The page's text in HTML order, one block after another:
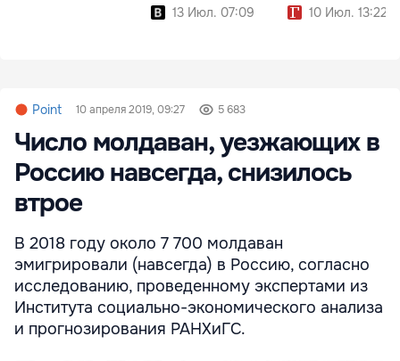
13 Июл. 07:09
10 Июл. 13:22
Point 10 апреля 2019, 09:27 5 683
Число молдаван, уезжающих в
Россию навсегда, снизилось
втрое
В 2018 году около 7 700 молдаван
эмигрировали (навсегда) в Россию, согласно
исследованию, проведенному экспертами из
Института социально-экономического анализа
и прогнозирования РАНХиГС.